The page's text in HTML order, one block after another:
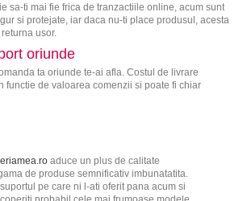
sa-ti mai fie frica de tranzactiile online, acum sunt
si protejate, iar daca nu-ti place produsul, acesta
usor.
oriunde
ta oriunde te-ai afla. Costul de livrare
functie de valoarea comenzii si poate fi chiar
aduce un plus de calitate
de produse semnificativ imbunatatita.
pe care ni l-ati oferit pana acum si